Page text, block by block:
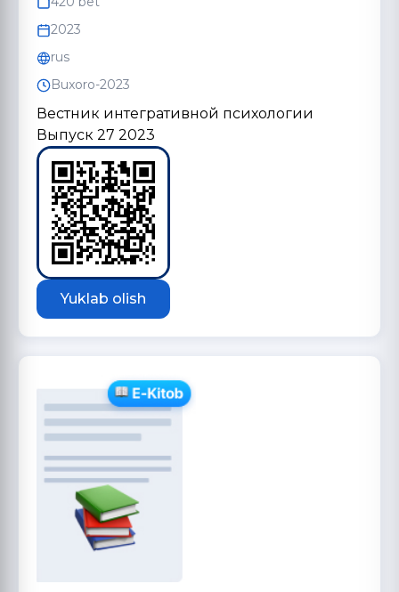
2023
rus
Buxoro-2023
Вестник интегративной психологии
Выпуск 27 2023
Yuklab olish